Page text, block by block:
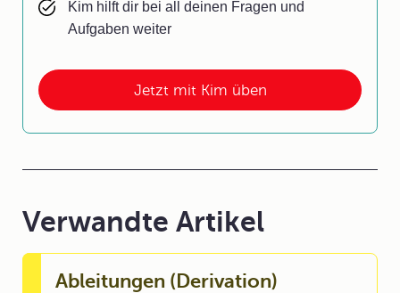
Jetzt mit Kim üben
Kim hilft dir bei all deinen Fragen und
Aufgaben weiter
Verwandte Artikel
Ableitungen (Derivation)